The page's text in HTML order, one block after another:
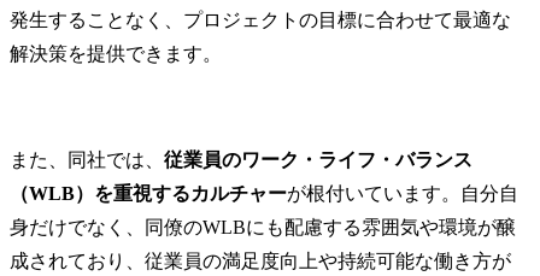
発生することなく、プロジェクトの目標に合わせて最適な
解決策を提供できます。
また、同社では、 従業員のワーク・ライフ・バランス
（WLB）を重視するカルチャーが根付いています。自分自
身だけでなく、同僚のWLBにも配慮する雰囲気や環境が醸
成されており、従業員の満足度向上や持続可能な働き方が